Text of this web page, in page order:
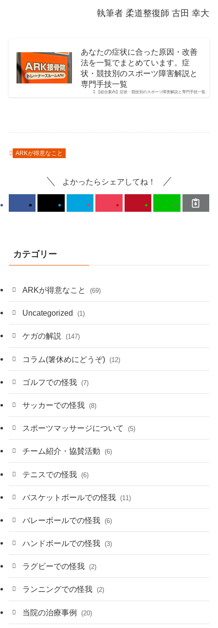
執筆者 柔道整復師 古田 幸大
【総合案内】症状・競技別のスポーツ障害解説と専門手技一覧
あなたの症状に合った原因・改善
法を一覧でまとめています。症
状・競技別のスポーツ障害解説と
専門手技一覧
ARKが得意なこと
よかったらシェアしてね！
カテゴリー
ARKが得意なこと (69)
Uncategorized (1)
ケガの解説 (147)
コラム(箸休めにどうぞ) (12)
ゴルフでの怪我 (7)
サッカーでの怪我 (8)
スポーツマッサージについて (5)
チーム紹介・協賛活動 (6)
テニスでの怪我 (6)
バスケットボールでの怪我 (11)
バレーボールでの怪我 (6)
ハンドボールでの怪我 (3)
ラグビーでの怪我 (2)
ランニングでの怪我 (2)
当院の治療事例 (20)